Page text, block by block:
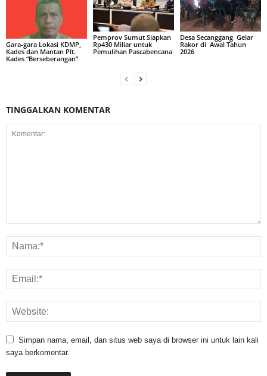
Gara-gara Lokasi KDMP,
Kades dan Mantan Plt.
Kades “Berseberangan”
Pemprov Sumut Siapkan
Rp430 Miliar untuk
Pemulihan Pascabencana
Desa Secanggang Gelar
Rakor di Awal Tahun
2026
TINGGALKAN KOMENTAR
Simpan nama, email, dan situs web saya di browser ini untuk lain kali
saya berkomentar.